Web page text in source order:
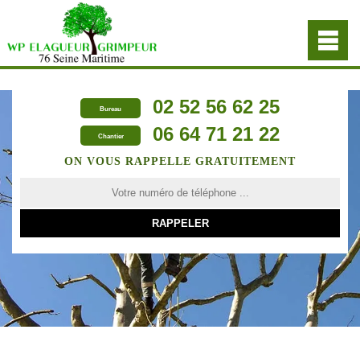
Bureau 02 52 56 62 25
Chantier 06 64 71 21 22
ON VOUS RAPPELLE GRATUITEMENT